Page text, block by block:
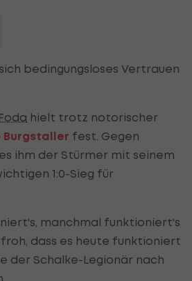
bedingungsloses Vertrauen
hielt trotz notorischer
Burgstaller fest. Gegen
ihm der Stürmer mit seinem
1:0-Sieg für
manchmal funktioniert's
dass es heute funktioniert
der Schalke-Legionär nach